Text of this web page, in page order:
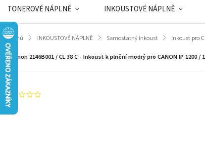
TONEROVÉ NÁPLNĚ INKOUSTOVÉ NÁPLNĚ
Domů / INKOUSTOVÉ NÁPLNĚ / Samostatný inkoust / inkoust pro
Canon 2146B001 / CL 38 C - Inkoust k plnění modrý pro CANON IP 1200 /